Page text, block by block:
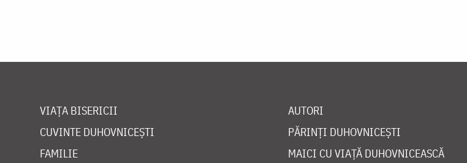
VIAȚA BISERICII
CUVINTE DUHOVNICEȘTI
FAMILIE
AUTORI
PĂRINȚI DUHOVNICEȘTI
MAICI CU VIAȚĂ DUHOVNICEASCĂ